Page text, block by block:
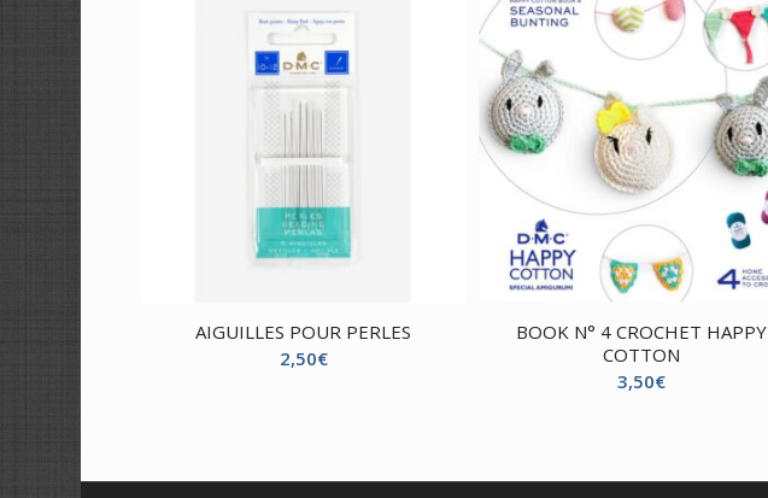
AIGUILLES POUR PERLES
2,50€
BOOK N° 4 CROCHET HAPPY
COTTON
3,50€